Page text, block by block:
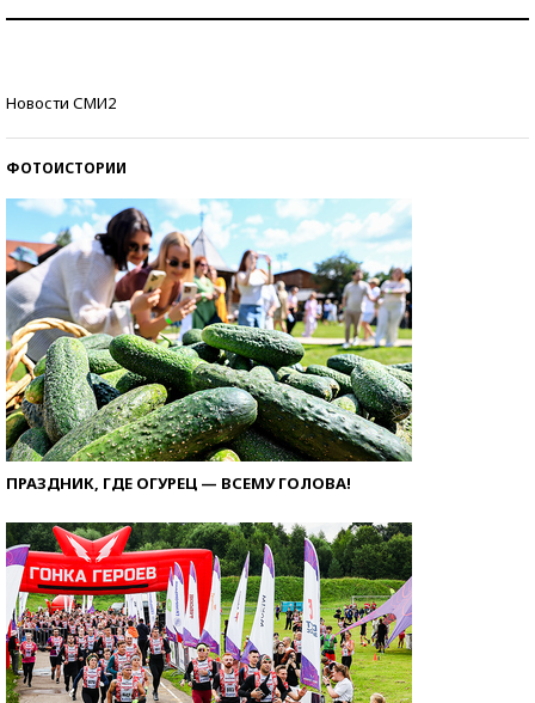
Новости СМИ2
ФОТОИСТОРИИ
ПРАЗДНИК, ГДЕ ОГУРЕЦ — ВСЕМУ ГОЛОВА!